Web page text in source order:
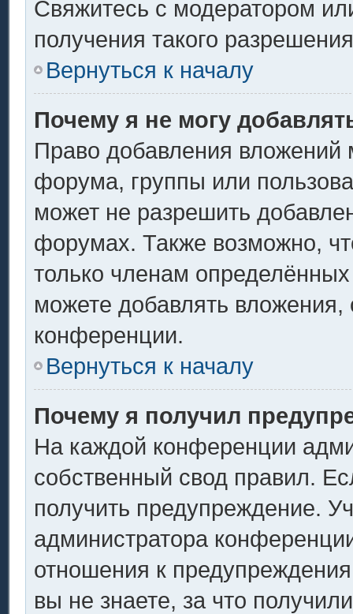
Свяжитесь с модератором
получения такого
Вернуться к началу
Почему я не могу
Право добавления вложений
форума, группы или
может не разрешить
форумах. Также возможно,
только членам
можете добавлять
конференции.
Вернуться к началу
Почему я получил
На каждой конференции
собственный свод правил.
получить предупреждение.
администратора
отношения к
вы не знаете, за что